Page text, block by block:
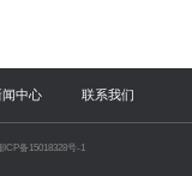
闻中心 联系我们
备15018328号-1